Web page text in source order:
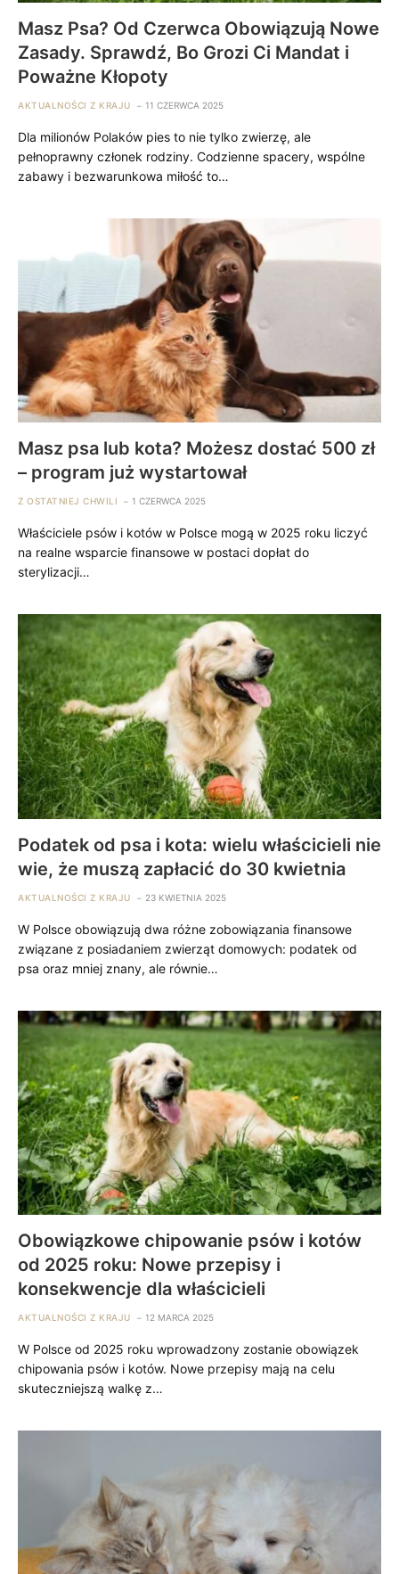
Masz Psa? Od Czerwca Obowiązują Nowe
Zasady. Sprawdź, Bo Grozi Ci Mandat i
Poważne Kłopoty
AKTUALNOŚCI Z KRAJU 11 CZERWCA 2025
Dla milionów Polaków pies to nie tylko zwierzę, ale
pełnoprawny członek rodziny. Codzienne spacery, wspólne
zabawy i bezwarunkowa miłość to…
Masz psa lub kota? Możesz dostać 500 zł
– program już wystartował
Z OSTATNIEJ CHWILI 1 CZERWCA 2025
Właściciele psów i kotów w Polsce mogą w 2025 roku liczyć
na realne wsparcie finansowe w postaci dopłat do
sterylizacji…
Podatek od psa i kota: wielu właścicieli nie
wie, że muszą zapłacić do 30 kwietnia
AKTUALNOŚCI Z KRAJU 23 KWIETNIA 2025
W Polsce obowiązują dwa różne zobowiązania finansowe
związane z posiadaniem zwierząt domowych: podatek od
psa oraz mniej znany, ale równie…
Obowiązkowe chipowanie psów i kotów
od 2025 roku: Nowe przepisy i
konsekwencje dla właścicieli
AKTUALNOŚCI Z KRAJU 12 MARCA 2025
W Polsce od 2025 roku wprowadzony zostanie obowiązek
chipowania psów i kotów. Nowe przepisy mają na celu
skuteczniejszą walkę z…